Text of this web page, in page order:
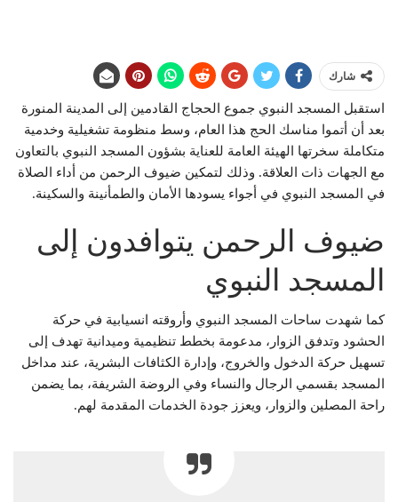
شارك
استقبل المسجد النبوي جموع الحجاج القادمين إلى المدينة المنورة
بعد أن أتموا مناسك الحج هذا العام، وسط منظومة تشغيلية وخدمية
متكاملة سخرتها الهيئة العامة للعناية بشؤون المسجد النبوي بالتعاون
مع الجهات ذات العلاقة. وذلك لتمكين ضيوف الرحمن من أداء الصلاة
في المسجد النبوي في أجواء يسودها الأمان والطمأنينة والسكينة.
ضيوف الرحمن يتوافدون إلى
المسجد النبوي
كما شهدت ساحات المسجد النبوي وأروقته انسيابية في حركة
الحشود وتدفق الزوار، مدعومة بخطط تنظيمية وميدانية تهدف إلى
تسهيل حركة الدخول والخروج، وإدارة الكثافات البشرية، عند مداخل
المسجد بقسمي الرجال والنساء وفي الروضة الشريفة، بما يضمن
راحة المصلين والزوار، ويعزز جودة الخدمات المقدمة لهم.